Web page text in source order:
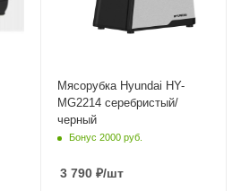
Мясорубка Hyundai HY-
MG2214 серебристый/
черный
Бонус 2000 руб.
3 790₽/шт